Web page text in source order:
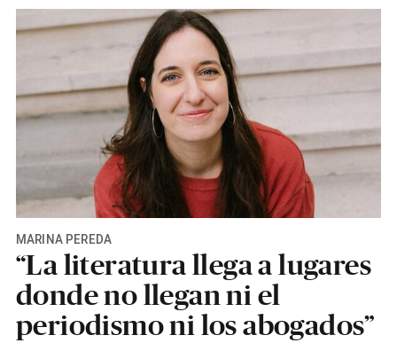
MARINA PEREDA
“La literatura llega a lugares
donde no llegan ni el
periodismo ni los abogados”